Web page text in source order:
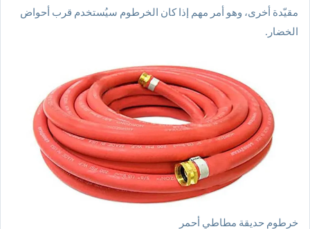
مقيّدة أخرى، وهو أمر مهم إذا كان الخرطوم سيُستخدم قرب أحواض
الخضار.
خرطوم حديقة مطاطي أحمر